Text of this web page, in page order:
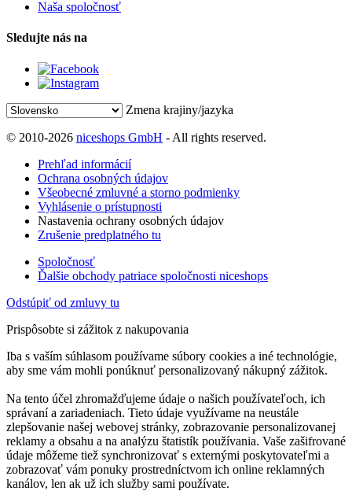
Naša spoločnosť
Sledujte nás na
Zmena krajiny/jazyka
© 2010-2026 niceshops GmbH - All rights reserved.
Prehľad informácií
Ochrana osobných údajov
Všeobecné zmluvné a storno podmienky
Vyhlásenie o prístupnosti
Nastavenia ochrany osobných údajov
Zrušenie predplatného tu
Spoločnosť
Ďalšie obchody patriace spoločnosti niceshops
Odstúpiť od zmluvy tu
Prispôsobte si zážitok z nakupovania
Iba s vaším súhlasom používame súbory cookies a iné technológie,
aby sme vám mohli ponúknuť personalizovaný nákupný zážitok.
Na tento účel zhromažďujeme údaje o našich používateľoch, ich
správaní a zariadeniach. Tieto údaje využívame na neustále
zlepšovanie našej webovej stránky, zobrazovanie personalizovanej
reklamy a obsahu a na analýzu štatistík používania. Vaše zašifrované
údaje môžeme tiež synchronizovať s externými poskytovateľmi a
zobrazovať vám ponuky prostredníctvom ich online reklamných
kanálov, len ak už ich služby sami používate.